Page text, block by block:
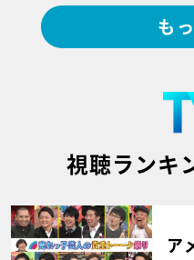
も
視聴ランキ
ア